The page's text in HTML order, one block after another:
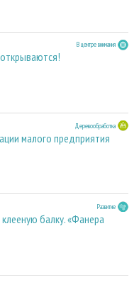
В центре внимания
Деревообработка
малого предприятия
Развитие
балку. «Фанера